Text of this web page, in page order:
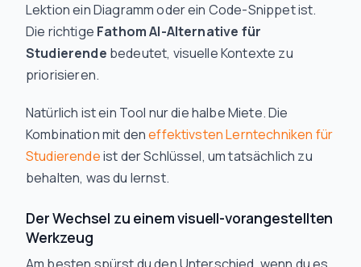
Lektion ein Diagramm oder ein Code-Snippet ist.
Die richtige Fathom AI-Alternative für
Studierende bedeutet, visuelle Kontexte zu
priorisieren.
Natürlich ist ein Tool nur die halbe Miete. Die
Kombination mit deneffektivsten Lerntechniken für
Studierendeist der Schlüssel, um tatsächlich zu
behalten, was du lernst.
Der Wechsel zu einem visuell-vorangestellten
Werkzeug